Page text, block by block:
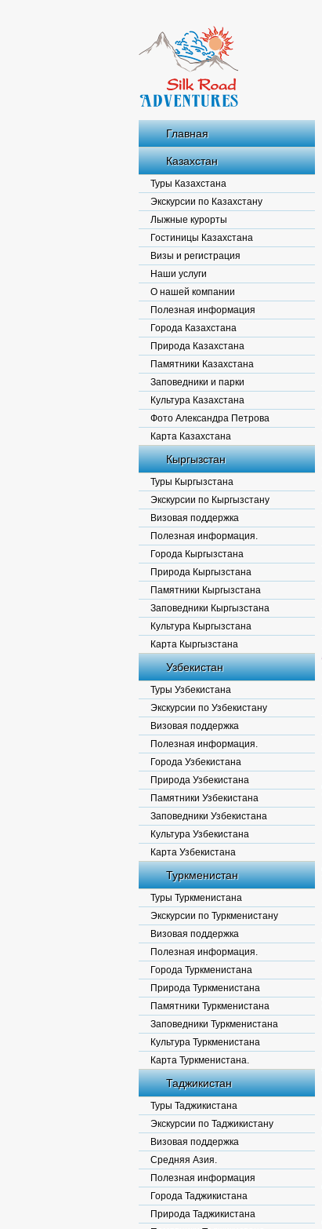
Главная
Казахстан
Туры Казахстана
Экскурсии по Казахстану
Лыжные курорты
Гостиницы Казахстана
Визы и регистрация
Наши услуги
О нашей компании
Полезная информация
Города Казахстана
Природа Казахстана
Памятники Казахстана
Заповедники и парки
Культура Казахстана
Фото Александра Петрова
Карта Казахстана
Кыргызстан
Туры Кыргызстана
Экскурсии по Кыргызстану
Визовая поддержка
Полезная информация.
Города Кыргызстана
Природа Кыргызстана
Памятники Кыргызстана
Заповедники Кыргызстана
Культура Кыргызстана
Карта Кыргызстана
Узбекистан
Туры Узбекистана
Экскурсии по Узбекистану
Визовая поддержка
Полезная информация.
Города Узбекистана
Природа Узбекистана
Памятники Узбекистана
Заповедники Узбекистана
Культура Узбекистана
Карта Узбекистана
Туркменистан
Туры Туркменистана
Экскурсии по Туркменистану
Визовая поддержка
Полезная информация.
Города Туркменистана
Природа Туркменистана
Памятники Туркменистана
Заповедники Туркменистана
Культура Туркменистана
Карта Туркменистана.
Таджикистан
Туры Таджикистана
Экскурсии по Таджикистану
Визовая поддержка
Средняя Азия.
Полезная информация
Города Таджикистана
Природа Таджикистана